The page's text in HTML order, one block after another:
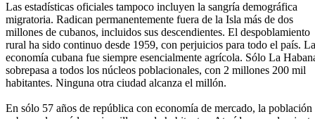
Las estadísticas oficiales tampoco incluyen la sangría demográfica
migratoria. Radican permanentemente fuera de la Isla más de dos
millones de cubanos, incluidos sus descendientes. El despoblamiento
rural ha sido continuo desde 1959, con perjuicios para todo el país. La
economía cubana fue siempre esencialmente agrícola. Sólo La
sobrepasa a todos los núcleos poblacionales, con 2 millones 200 mil
habitantes. Ninguna otra ciudad alcanza el millón.
En sólo 57 años de república con economía de mercado, la población